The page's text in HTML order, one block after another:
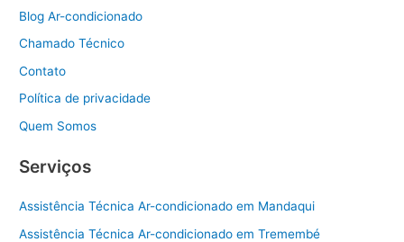
Blog Ar-condicionado
Chamado Técnico
Contato
Política de privacidade
Quem Somos
Serviços
Assistência Técnica Ar-condicionado em Mandaqui
Assistência Técnica Ar-condicionado em Tremembé